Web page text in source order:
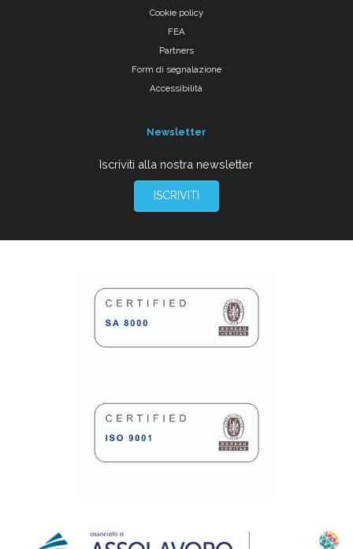
Cookie policy
FEA
Partners
Form di segnalazione
Accessibilità
Newsletter
Iscriviti alla nostra newsletter
ISCRIVITI